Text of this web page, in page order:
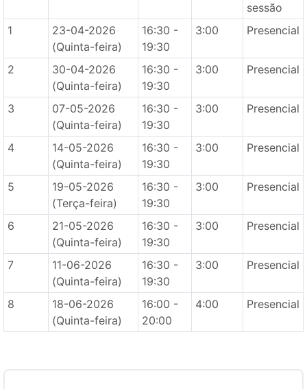
sessão
1
23-04-2026
(Quinta-feira)
16:30 -
19:30
3:00 Presencial
2
30-04-2026
(Quinta-feira)
16:30 -
19:30
3:00 Presencial
3
07-05-2026
(Quinta-feira)
16:30 -
19:30
3:00 Presencial
4
14-05-2026
(Quinta-feira)
16:30 -
19:30
3:00 Presencial
5
19-05-2026
(Terça-feira)
16:30 -
19:30
3:00 Presencial
6
21-05-2026
(Quinta-feira)
16:30 -
19:30
3:00 Presencial
7
11-06-2026
(Quinta-feira)
16:30 -
19:30
3:00 Presencial
8
18-06-2026
(Quinta-feira)
16:00 -
20:00
4:00 Presencial